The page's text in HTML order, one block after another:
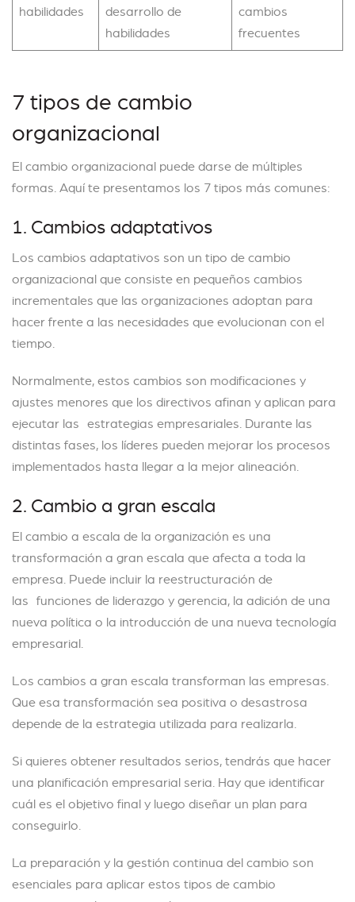
habilidades
desarrollo de
habilidades
cambios
frecuentes
7 tipos de cambio
organizacional
El cambio organizacional puede darse de múltiples
formas. Aquí te presentamos los 7 tipos más comunes:
1. Cambios adaptativos
Los cambios adaptativos son un tipo de cambio
organizacional que consiste en pequeños cambios
incrementales que las organizaciones adoptan para
hacer frente a las necesidades que evolucionan con el
tiempo.
Normalmente, estos cambios son modificaciones y
ajustes menores que los directivos afinan y aplican para
ejecutar las estrategias empresariales. Durante las
distintas fases, los líderes pueden mejorar los procesos
implementados hasta llegar a la mejor alineación.
2. Cambio a gran escala
El cambio a escala de la organización es una
transformación a gran escala que afecta a toda la
empresa. Puede incluir la reestructuración de
las funciones de liderazgo y gerencia, la adición de una
nueva política o la introducción de una nueva tecnología
empresarial.
Los cambios a gran escala transforman las empresas.
Que esa transformación sea positiva o desastrosa
depende de la estrategia utilizada para realizarla.
Si quieres obtener resultados serios, tendrás que hacer
una planificación empresarial seria. Hay que identificar
cuál es el objetivo final y luego diseñar un plan para
conseguirlo.
La preparación y la gestión continua del cambio son
esenciales para aplicar estos tipos de cambio